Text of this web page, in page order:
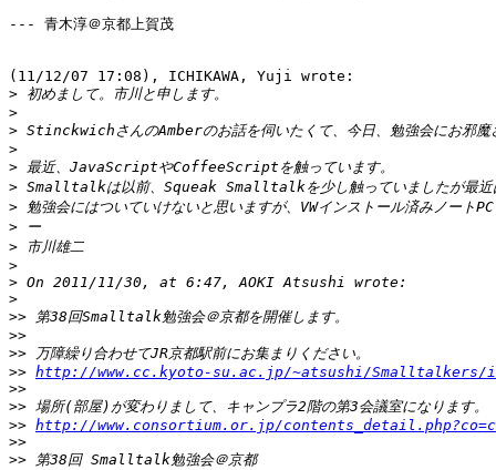
--- 青木淳＠京都上賀茂
(11/12/07 17:08), ICHIKAWA, Yuji wrote:
>
>
>
>
>
>
>
>
>
>
>
>
>>
>>
>>
>> http://www.cc.kyoto-su.ac.jp/~atsushi/Smalltalkers/
>>
>>
>> http://www.consortium.or.jp/
>>
>>